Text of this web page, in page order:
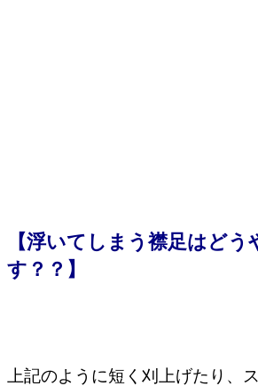
【浮いてしまう襟足はどう
す？？】
上記のように短く刈上げたり、